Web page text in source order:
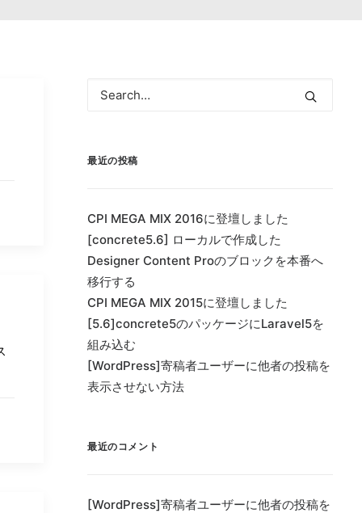
最近の投稿
CPI MEGA MIX 2016に登壇しました
[concrete5.6] ローカルで作成した
Designer Content Proのブロックを本番へ
移行する
CPI MEGA MIX 2015に登壇しました
[5.6]concrete5のパッケージにLaravel5を
組み込む
[WordPress]寄稿者ユーザーに他者の投稿を
表示させない方法
最近のコメント
[WordPress]寄稿者ユーザーに他者の投稿を